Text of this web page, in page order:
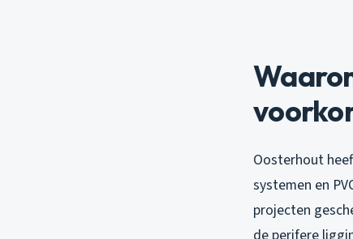
Oosterhout
systemen en
projecten